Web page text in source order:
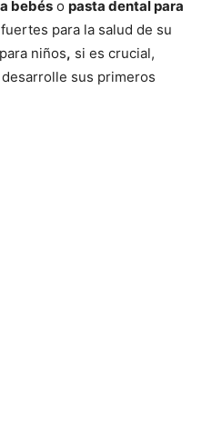
bebés o pasta dental para
para la salud de su
niños, si es crucial,
sus primeros